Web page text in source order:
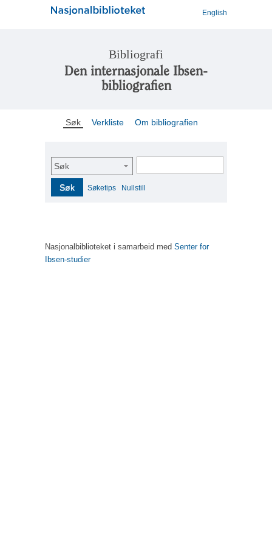
English
Bibliografi
Den internasjonale Ibsen-
bibliografien
Søk Verkliste Om bibliografien
Søk
Søk Søketips Nullstill
Nasjonalbiblioteket i samarbeid med Senter for
Ibsen-studier